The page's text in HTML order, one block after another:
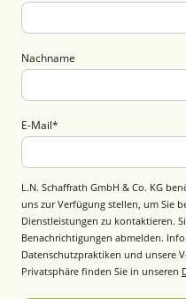
Nachname
E-Mail*
L.N. Schaffrath GmbH & Co. KG
uns zur Verfügung stellen, um Sie
Dienstleistungen zu kontaktieren.
Benachrichtigungen abmelden.
Datenschutzpraktiken und unsere
Privatsphäre finden Sie in unseren